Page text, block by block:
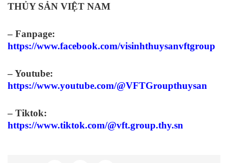
THỦY SẢN VIỆT NAM
– Fanpage:
https://www.facebook.com/visinhthuysanvftgroup
– Youtube:
https://www.youtube.com/@VFTGroupthuysan
– Tiktok:
https://www.tiktok.com/@vft.group.thy.sn